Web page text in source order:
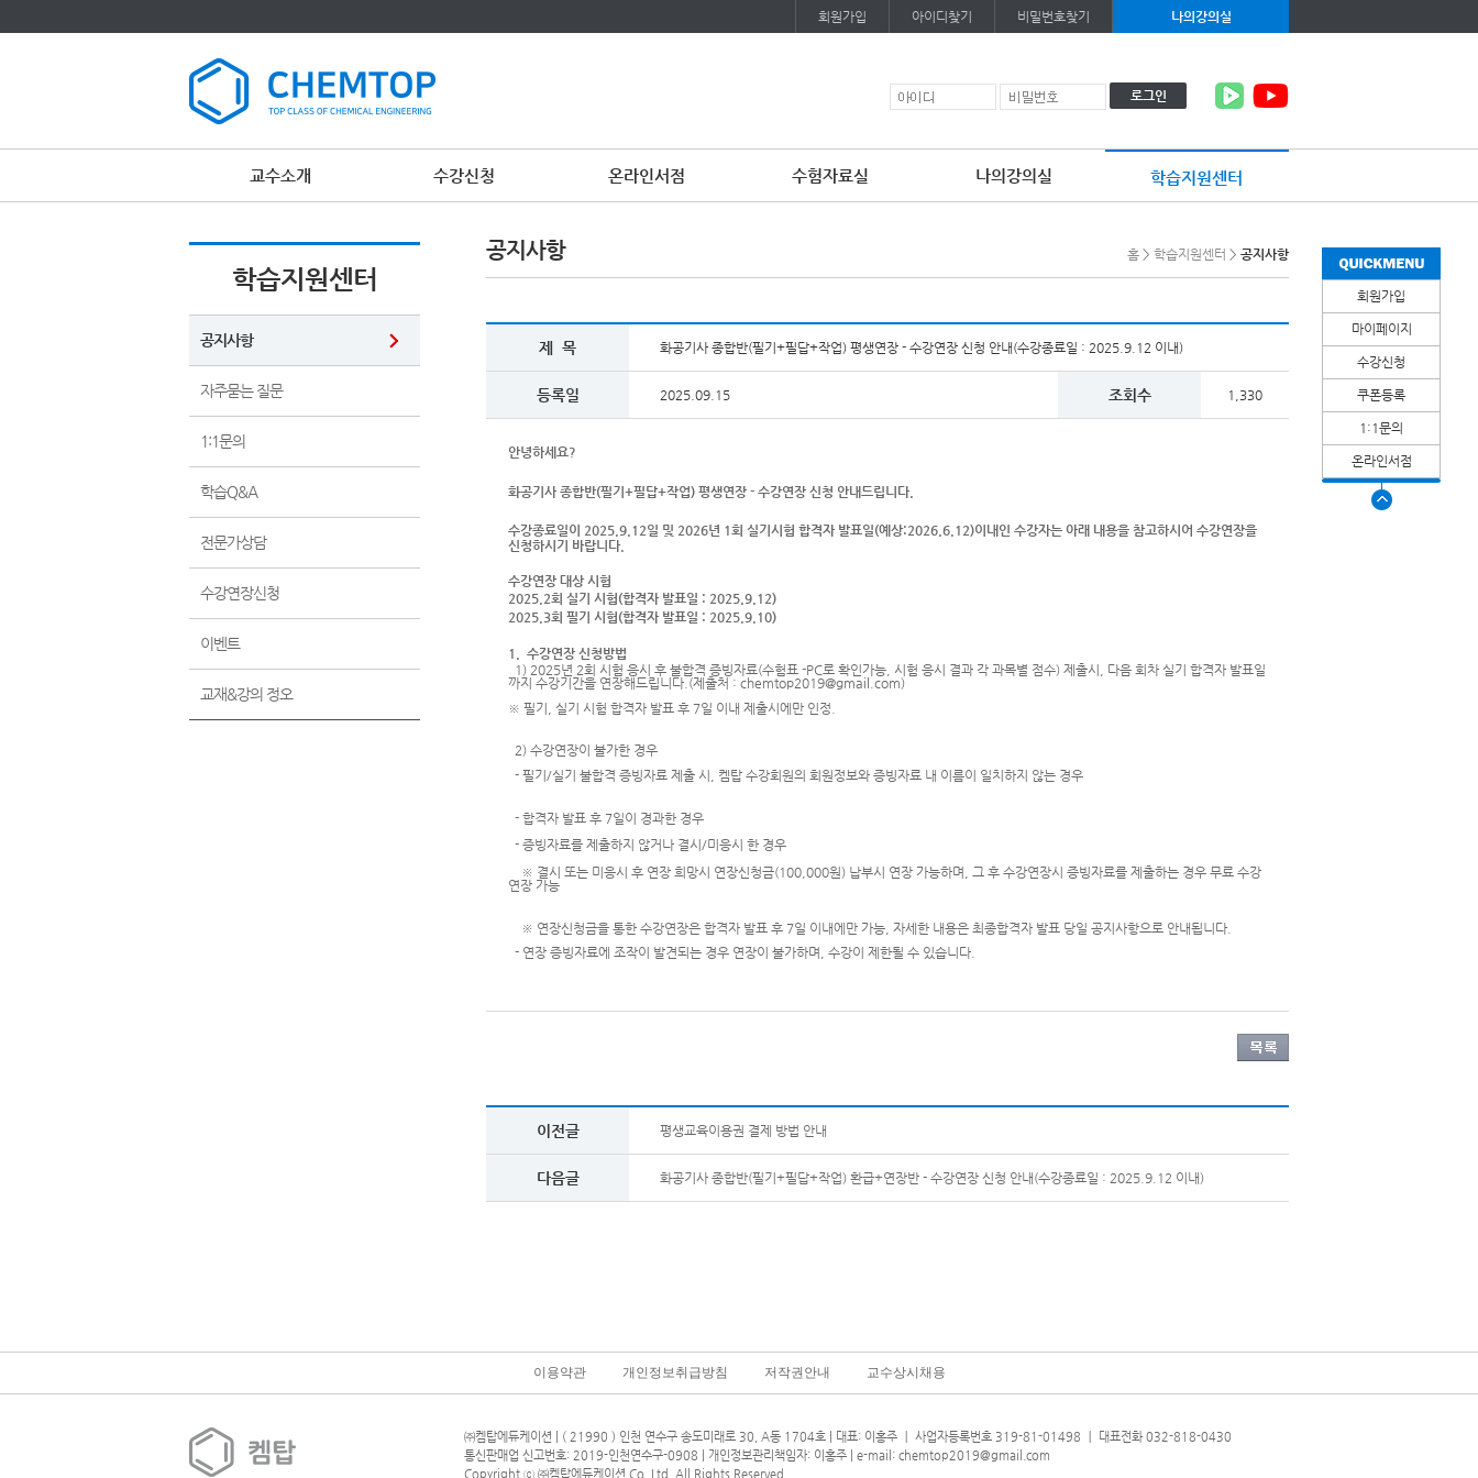
회원가입 아이디찾기 비밀번호찾기 나의강의실
로그인
교수소개 수강신청 온라인서점 수험자료실 나의강의실 학습지원센터
보
보
회원가입
마이페이지
수강신청
쿠폰등록
1:1문의
온라인서점
학습지원센터
공지사항
자주묻는 질문
1:1문의
학습Q&A
전문가상담
수강연장신청
이벤트
교재&강의 정오
공지사항 홈 > 학습지원센터 > 공지사항
제 목 화공기사 종합반(필기+필답+작업) 평생연장 - 수강연장 신청 안내(수강종료일 : 2025.9.12 이내)
등록일 2025.09.15 조회수 1,330
안녕하세요?
화공기사 종합반(필기+필답+작업) 평생연장 - 수강연장 신청 안내드립니다.
수강종료일이 2025.9.12일 및 2026년 1회 실기시험 합격자 발표일(예상:2026.6.12)이내인 수강자는 아래 내용을 참고하시어 수강연장을
신청하시기 바랍니다.
수강연장 대상 시험
2025.2회 실기 시험(합격자 발표일 : 2025.9.12)
2025.3회 필기 시험(합격자 발표일 : 2025.9.10)
1. 수강연장 신청방법
1) 2025년 2회 시험 응시 후 불합격 증빙자료(수험표 -PC로 확인가능, 시험 응시 결과 각 과목별 점수) 제출시, 다음 회차 실기 합격자 발표일
까지 수강기간을 연장해드립니다.(제출처 : chemtop2019@gmail.com)
※ 필기, 실기 시험 합격자 발표 후 7일 이내 제출시에만 인정.
2) 수강연장이 불가한 경우
- 필기/실기 불합격 증빙자료 제출 시, 켐탑 수강회원의 회원정보와 증빙자료 내 이름이 일치하지 않는 경우
- 합격자 발표 후 7일이 경과한 경우
- 증빙자료를 제출하지 않거나 결시/미응시 한 경우
※ 결시 또는 미응시 후 연장 희망시 연장신청금(100,000원) 납부시 연장 가능하며, 그 후 수강연장시 증빙자료를 제출하는 경우 무료 수강
연장 가능
※ 연장신청금을 통한 수강연장은 합격자 발표 후 7일 이내에만 가능, 자세한 내용은 최종합격자 발표 당일 공지사항으로 안내됩니다.
- 연장 증빙자료에 조작이 발견되는 경우 연장이 불가하며, 수강이 제한될 수 있습니다.
이전글 평생교육이용권 결제 방법 안내
다음글 화공기사 종합반(필기+필답+작업) 환급+연장반 - 수강연장 신청 안내(수강종료일 : 2025.9.12 이내)
이용약관 개인정보취급방침 저작권안내 교수상시채용
㈜켐탑에듀케이션 | ( 21990 ) 인천 연수구 송도미래로 30, A동 1704호 | 대표: 이홍주 ㅣ 사업자등록번호 319-81-01498 ㅣ 대표전화 032-818-0430
통신판매업 신고번호: 2019-인천연수구-0908 | 개인정보관리책임자: 이홍주 | e-mail: chemtop2019@gmail.com
Copyright ⓒ ㈜켐탑에듀케이션 Co.,Ltd. All Rights Reserved.